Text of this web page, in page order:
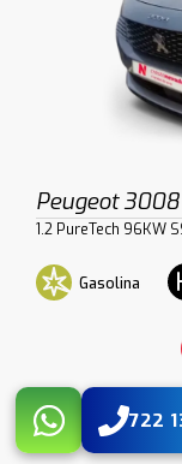
Peugeot 3008
1.2 PureTech 96KW
Gasolina
722